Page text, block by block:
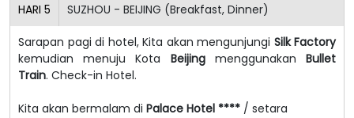
HARI 5 SUZHOU - BEIJING (Breakfast, Dinner)
Sarapan pagi di hotel, Kita akan mengunjungi Silk Factory
kemudian menuju Kota Beijingmenggunakan Bullet
Train. Check-in Hotel.
Kita akan bermalam di Palace Hotel **** / setara